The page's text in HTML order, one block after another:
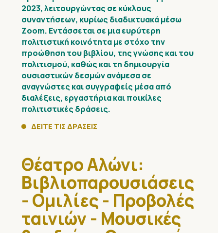
2023, λειτουργώντας σε κύκλους
συναντήσεων, κυρίως διαδικτυακά μέσω
Zoom. Εντάσσεται σε μια ευρύτερη
πολιτιστική κοινότητα με στόχο την
προώθηση του βιβλίου, της γνώσης και του
πολιτισμού, καθώς και τη δημιουργία
ουσιαστικών δεσμών ανάμεσα σε
αναγνώστες και συγγραφείς μέσα από
διαλέξεις, εργαστήρια και ποικίλες
πολιτιστικές δράσεις.
ΔΕΙΤΕ ΤΙΣ ΔΡΑΣΕΙΣ
Θέατρο Αλώνι:
Βιβλιοπαρουσιάσεις
- Ομιλίες - Προβολές
ταινιών - Μουσικές